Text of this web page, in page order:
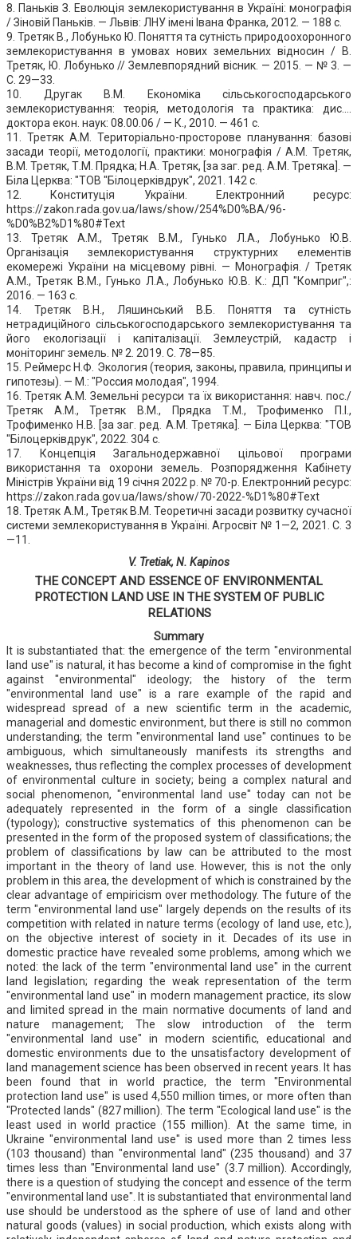
8. Паньків З. Еволюція землекористування в Україні: монографія
/ Зіновій Паньків. — Львів: ЛНУ імені Івана Франка, 2012. — 188 с.
9. Третяк В., Лобунько Ю. Поняття та сутність природоохоронного
землекористування в умовах нових земельних відносин / В.
Третяк, Ю. Лобунько // Землевпорядний вісник. — 2015. — № 3. —
С. 29—33.
10. Другак В.М. Економіка сільськогосподарського
землекористування: теорія, методологія та практика: дис....
доктора екон. наук: 08.00.06 / — К., 2010. — 461 с.
11. Третяк А.М. Територіально-просторове планування: базові
засади теорії, методології, практики: монографія / А.М. Третяк,
В.М. Третяк, Т.М. Прядка; Н.А. Третяк, [за заг. ред. А.М. Третяка]. —
Біла Церква: "ТОВ "Бiлоцеркiвдрук", 2021. 142 с.
12. Конституція України. Електронний ресурс:
https://zakon.rada.gov.ua/laws/show/254%D0%BA/96-
%D0%B2%D1%80#Text
13. Третяк А.М., Третяк В.М., Гунько Л.А., Лобунько Ю.В.
Організація землекористування структурних елементів
екомережі України на місцевому рівні. — Монографія. / Третяк
А.М., Третяк В.М., Гунько Л.А., Лобунько Ю.В. К.: ДП "Комприг",:
2016. — 163 с.
14. Третяк В.Н., Ляшинський В.Б. Поняття та сутність
нетрадиційного сільськогосподарського землекористування та
його екологізації і капіталізації. Землеустрій, кадастр і
моніторинг земель. № 2. 2019. С. 78—85.
15. Реймерс Н.Ф. Экология (теория, законы, правила, принципы и
гипотезы). — М.: "Россия молодая", 1994.
16. Третяк А.М. Земельні ресурси та їх використання: навч. пос./
Третяк А.М., Третяк В.М., Прядка Т.М., Трофименко П.І.,
Трофименко Н.В. [за заг. ред. А.М. Третяка]. — Біла Церква: "ТОВ
"Бiлоцеркiвдрук", 2022. 304 с.
17. Концепція Загальнодержавної цільової програми
використання та охорони земель. Розпорядження Кабінету
Міністрів України від 19 січня 2022 р. № 70-р. Електронний ресурс:
https://zakon.rada.gov.ua/laws/show/70-2022-%D1%80#Text
18. Третяк А.М., Третяк В.М. Теоретичні засади розвитку сучасної
системи землекористування в Україні. Агросвіт № 1—2, 2021. С. 3
—11.
V. Tretiak, N. Kapinos
THE CONCEPT AND ESSENCE OF ENVIRONMENTAL
PROTECTION LAND USE IN THE SYSTEM OF PUBLIC
RELATIONS
Summary
It is substantiated that: the emergence of the term "environmental
land use" is natural, it has become a kind of compromise in the fight
against "environmental" ideology; the history of the term
"environmental land use" is a rare example of the rapid and
widespread spread of a new scientific term in the academic,
managerial and domestic environment, but there is still no common
understanding; the term "environmental land use" continues to be
ambiguous, which simultaneously manifests its strengths and
weaknesses, thus reflecting the complex processes of development
of environmental culture in society; being a complex natural and
social phenomenon, "environmental land use" today can not be
adequately represented in the form of a single classification
(typology); constructive systematics of this phenomenon can be
presented in the form of the proposed system of classifications; the
problem of classifications by law can be attributed to the most
important in the theory of land use. However, this is not the only
problem in this area, the development of which is constrained by the
clear advantage of empiricism over methodology. The future of the
term "environmental land use" largely depends on the results of its
competition with related in nature terms (ecology of land use, etc.),
on the objective interest of society in it. Decades of its use in
domestic practice have revealed some problems, among which we
noted: the lack of the term "environmental land use" in the current
land legislation; regarding the weak representation of the term
"environmental land use" in modern management practice, its slow
and limited spread in the main normative documents of land and
nature management; The slow introduction of the term
"environmental land use" in modern scientific, educational and
domestic environments due to the unsatisfactory development of
land management science has been observed in recent years. It has
been found that in world practice, the term "Environmental
protection land use" is used 4,550 million times, or more often than
"Protected lands" (827 million). The term "Ecological land use" is the
least used in world practice (155 million). At the same time, in
Ukraine "environmental land use" is used more than 2 times less
(103 thousand) than "environmental land" (235 thousand) and 37
times less than "Environmental land use" (3.7 million). Accordingly,
there is a question of studying the concept and essence of the term
"environmental land use". It is substantiated that environmental land
use should be understood as the sphere of use of land and other
natural goods (values) in social production, which exists along with